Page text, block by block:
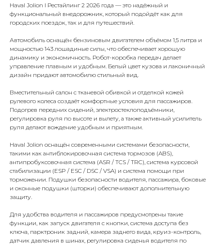
Haval Jolion I Рестайлинг 2 2026 года — это надёжный и
функциональный внедорожник, который подойдёт как для
городских поездок, так и для путешествий.
Автомобиль оснащён бензиновым двигателем объёмом 1,5 литра и
мощностью 143 лошадиные силы, что обеспечивает хорошую
динамику и экономичность. Робот-коробка передач делает
управление плавным и удобным. Белый цвет кузова и лаконичный
дизайн придают автомобилю стильный вид.
Вместительный салон с тканевой обивкой и отделкой кожей
рулевого колеса создаёт комфортные условия для пассажиров.
Подогрев передних сидений, электростеклоподъёмники,
регулировка руля по высоте и вылету, а также активный усилитель
руля делают вождение удобным и приятным.
Haval Jolion оснащён современными системами безопасности,
такими как антиблокировочная система тормозов (ABS),
антипробуксовочная система (ASR / TCS / TRC), система курсовой
стабилизации (ESP / ESC / DSC / VSA) и система помощи при
торможении. Подушки безопасности водителя, пассажира, боковые
и оконные подушки (шторки) обеспечивают дополнительную
защиту.
Для удобства водителя и пассажиров предусмотрены такие
функции, как запуск двигателя с кнопки, система доступа без
ключа, парктроник задний, камера заднего вида, круиз-контроль,
датчик давления в шинах, регулировка сиденья водителя по